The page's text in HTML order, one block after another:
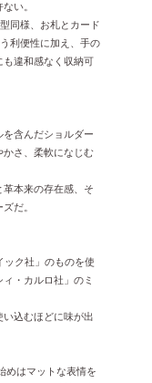
い。
同様、お札とカード
利便性に加え、手の
も違和感なく収納可
含んだショルダー
かさ、柔軟になじむ
本来の存在感、そ
だ。
ック社」のものを使
・カルロ社」のミ
い込むほどに味が出
めはマットな表情を